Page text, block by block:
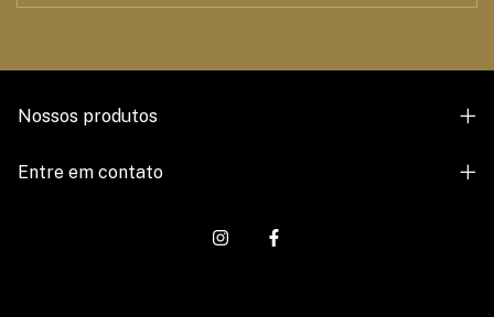
Nossos produtos
Entre em contato